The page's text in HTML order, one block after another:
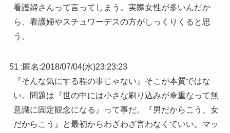
看護婦さんって言ってしまう。実際女性が多いんだか
ら、看護婦やスチュワーデスの方がしっくりくると思
う。
51 :匿名:2018/07/04(水)23:23:23
『そんな気にする程の事じゃない』そこが本質ではな
い。問題は『世の中には小さな刷り込みが傘重なって無
意識に固定観念になる』って事だ。『男だからこう、女
だからこう』と最初からわざわざ言わなくていい。マッ